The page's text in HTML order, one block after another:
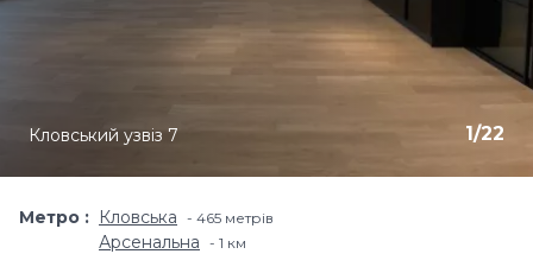
1/22
Кловський узвіз 7
Метро Кловська 465 метрів
Арсенальна 1 км